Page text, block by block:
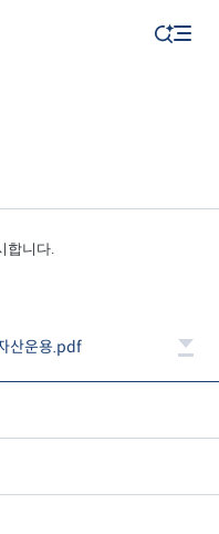
합니다.
산운용.pdf